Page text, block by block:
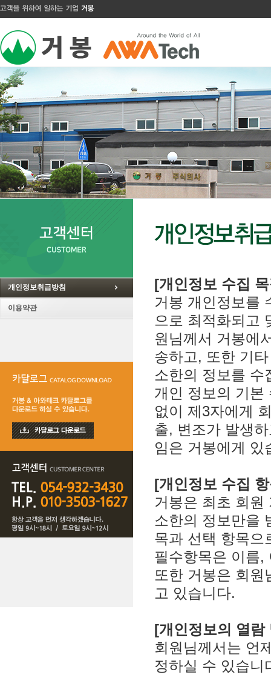
개인정보취급방침
이용약관
[개인정보 수집
거봉 개인정보를
으로 최적화되고
원님께서 거봉에
송하고, 또한 기
소한의 정보를 수
개인 정보의 기본
없이 제3자에게
출, 변조가 발생
임은 거봉에게 있
[개인정보 수집
거봉은 최초 회원
소한의 정보만을
목과 선택 항목으
필수항목은 이름,
또한 거봉은 회
고 있습니다.
[개인정보의 열람
회원님께서는 언
정하실 수 있습니